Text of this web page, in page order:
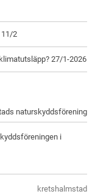
11/2
27/1-2026
naturskyddsförening
i
kretshalmstad